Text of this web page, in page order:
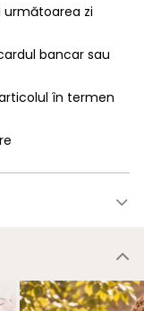
următoarea zi
bancar sau
în termen